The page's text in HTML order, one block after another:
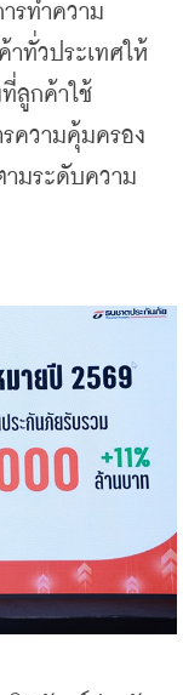
รทำความ
าทั่วประเทศให้
ลูกค้าใช้
ความคุ้มครอง
มระดับความ